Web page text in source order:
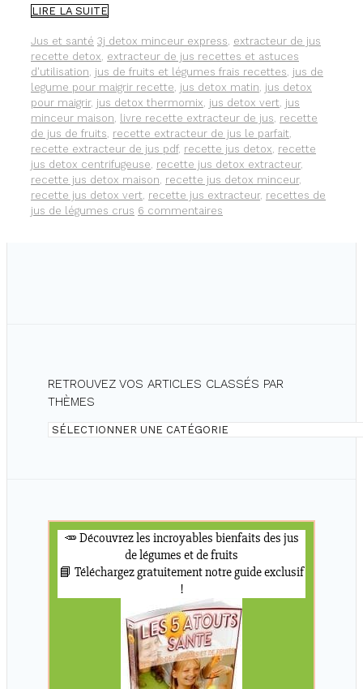
LIRE LA SUITEMETTEZ
PERSIL
DANS
VOS
JUS
DE
LÉGUMES.
MA
RECETTE
DE
JUS
EN
VIDÉO.
Catégories
Jus et santé Étiquettes
3j detox minceur express extracteur de jus
recette detox extracteur de jus recettes et astuces
d'utilisation jus de fruits et légumes frais recettes jus de
legume pour maigrir recette jus detox matin jus detox
pour maigrir, jus detox thermomix jus detox vert jus
minceur maison livre recette extracteur de jus recette
de jus de fruits recette extracteur de jus le parfait
recette extracteur de jus pdf, recette jus detox recette
jus detox centrifugeuse recette jus detox extracteur,
recette jus detox maison recette jus detox minceur,
recette jus detox vert recette jus extracteur, recettes de
jus de légumes crus 6 commentaires
RETROUVEZ VOS ARTICLES CLASSÉS PAR
THÈMES
Retrouvez